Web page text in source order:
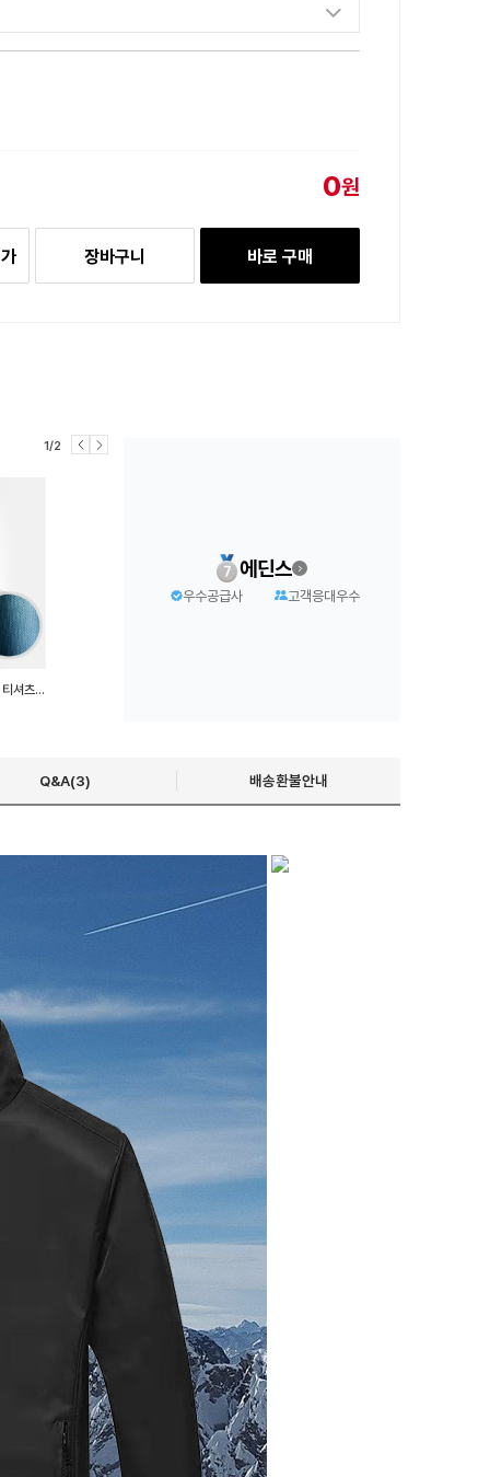
0원
장바구니 바로 구매
1/2
남자 민소매티 메쉬 헬스 나시 티셔츠 쿨링 아이스티
에딘스
우수공급사 고객응대우수
Q&A(3) 배송환불안내